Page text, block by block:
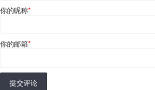
你的昵称*
你的邮箱*
提交评论